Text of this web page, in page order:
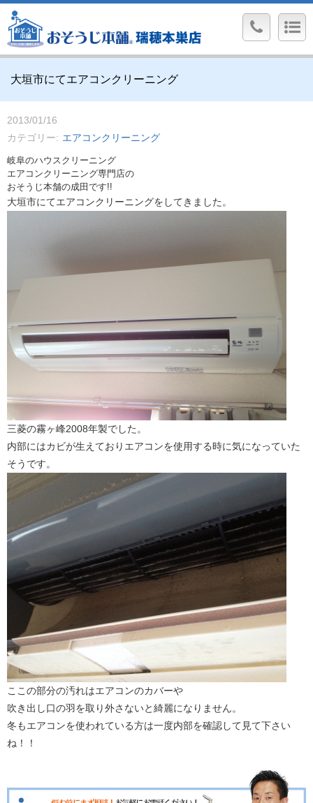
大垣市にてエアコンクリーニング
2013/01/16
カテゴリー
エアコンクリーニング
岐阜のハウスクリーニング
エアコンクリーニング専門店の
おそうじ本舗の成田です!!
大垣市にてエアコンクリーニングをしてきました。
三菱の霧ヶ峰2008年製でした。
内部にはカビが生えておりエアコンを使用する時に気になっていた
そうです。
ここの部分の汚れはエアコンのカバーや
吹き出し口の羽を取り外さないと綺麗になりません。
冬もエアコンを使われている方は一度内部を確認して見て下さい
ね！！